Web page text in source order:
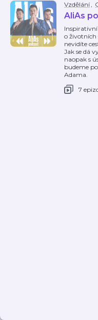
Vzdělání,
AliAs
o životních
nevidíte
Jak se dá
naopak s
budeme
Adama.
7